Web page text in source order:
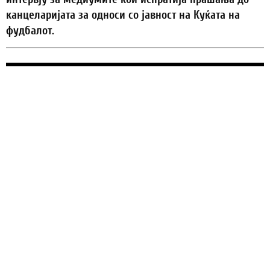
канцеларијата за односи со јавност на Куќата на
фудбалот.